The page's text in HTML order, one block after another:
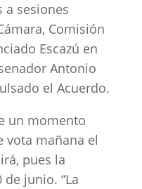
a sesiones
Comisión
Escazú en
Antonio
el Acuerdo.
un momento
vota mañana el
pues la
junio. “La